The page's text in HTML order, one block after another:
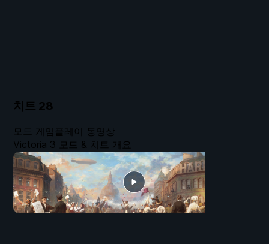
치트 28
모드 게임플레이 동영상
Victoria 3 모드 & 치트 개요